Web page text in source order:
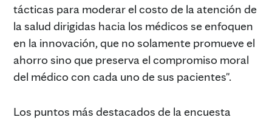
tácticas para moderar el costo de la atención de
la salud dirigidas hacia los médicos se enfoquen
en la innovación, que no solamente promueve el
ahorro sino que preserva el compromiso moral
del médico con cada uno de sus pacientes".
Los puntos más destacados de la encuesta